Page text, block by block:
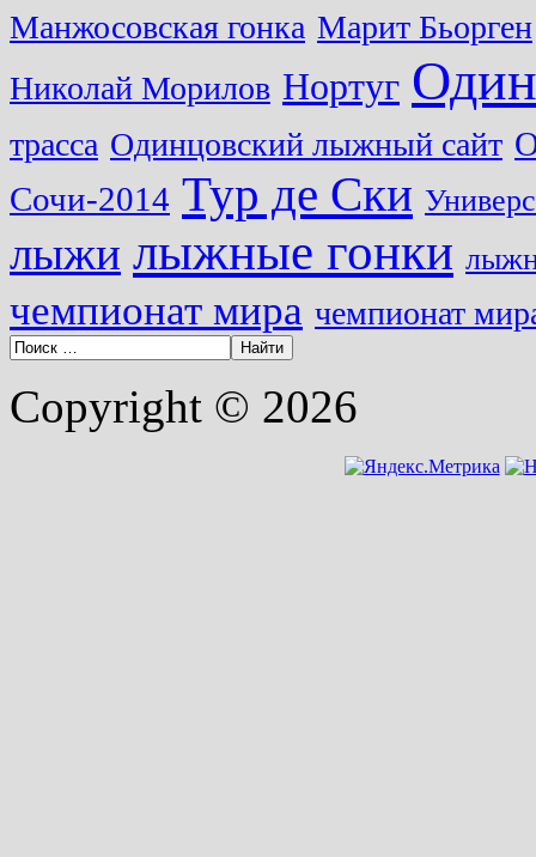
Манжосовская гонка Марит Бьорген
Николай Морилов Нортуг
трасса Одинцовский лыжный сайт
Сочи-2014 Тур де Ски
лыжи лыжные гонки
чемпионат мира чемпионат
Copyright © 2026